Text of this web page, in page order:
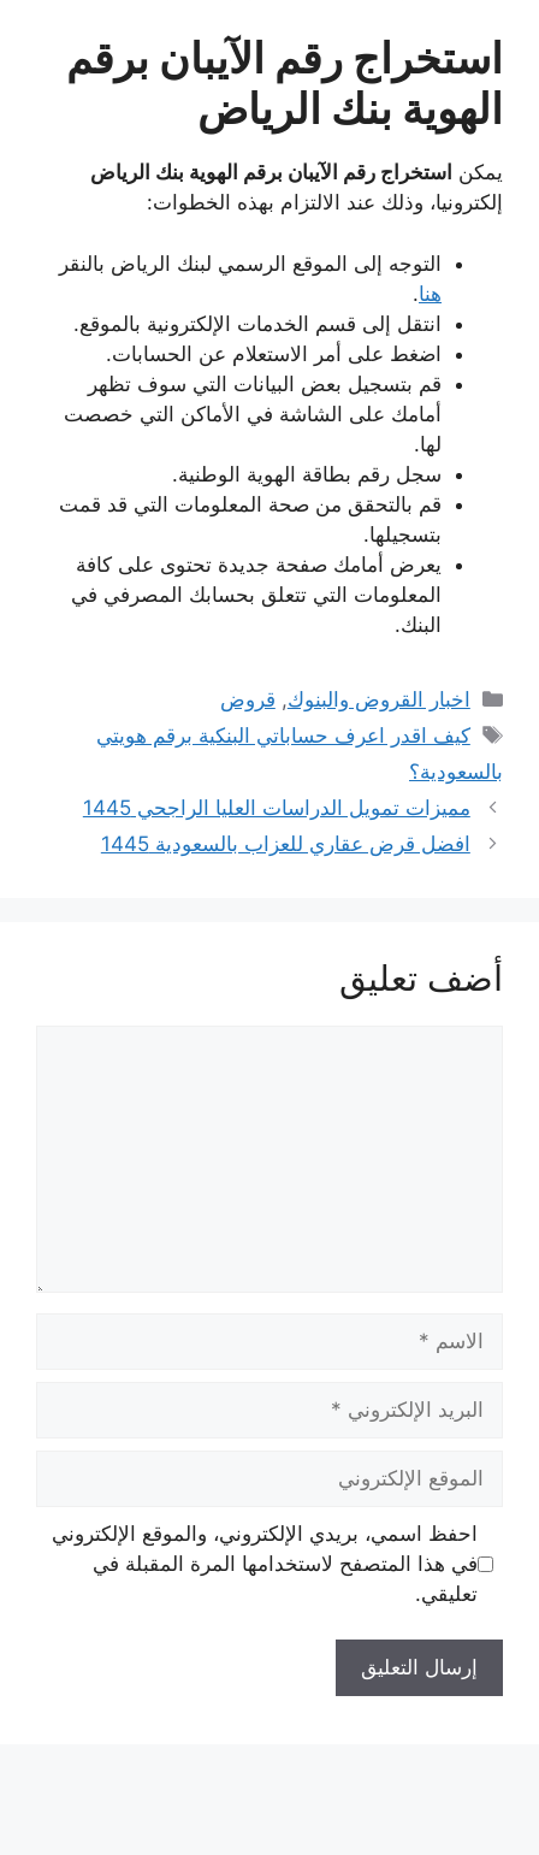
استخراج رقم الآيبان برقم
الهوية بنك الرياض
يمكن استخراج رقم الآيبان برقم الهوية بنك الرياض
إلكترونيا، وذلك عند الالتزام بهذه الخطوات:
التوجه إلى الموقع الرسمي لبنك الرياض بالنقر
هنا.
انتقل إلى قسم الخدمات الإلكترونية بالموقع.
اضغط على أمر الاستعلام عن الحسابات.
قم بتسجيل بعض البيانات التي سوف تظهر
أمامك على الشاشة في الأماكن التي خصصت
لها.
سجل رقم بطاقة الهوية الوطنية.
قم بالتحقق من صحة المعلومات التي قد قمت
بتسجيلها.
يعرض أمامك صفحة جديدة تحتوى على كافة
المعلومات التي تتعلق بحسابك المصرفي في
البنك.
التصنيفات
اخبار القروض والبنوك, قروض
الوسوم
كيف اقدر اعرف حساباتي البنكية برقم هويتي
بالسعودية؟
مميزات تمويل الدراسات العليا الراجحي 1445
افضل قرض عقاري للعزاب بالسعودية 1445
أضف تعليق
الإلكتروني
الإلكتروني
احفظ اسمي، بريدي الإلكتروني، والموقع الإلكتروني
في هذا المتصفح لاستخدامها المرة المقبلة في
تعليقي.